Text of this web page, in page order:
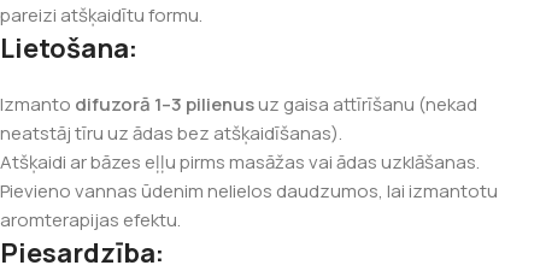
pareizi atšķaidītu formu.
Lietošana:
Izmanto difuzorā 1–3 pilienusuz gaisa attīrīšanu (nekad
neatstāj tīru uz ādas bez atšķaidīšanas).
Atšķaidi ar bāzes eļļu pirms masāžas vai ādas uzklāšanas.
Pievieno vannas ūdenim nelielos daudzumos, lai izmantotu
aromterapijas efektu.
Piesardzība: